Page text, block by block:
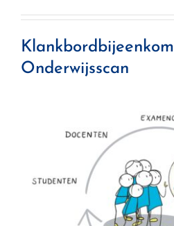
Onderwijsscan